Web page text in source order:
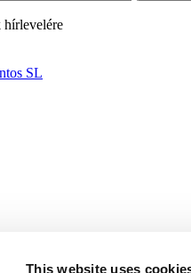
This website uses
hírlevelére